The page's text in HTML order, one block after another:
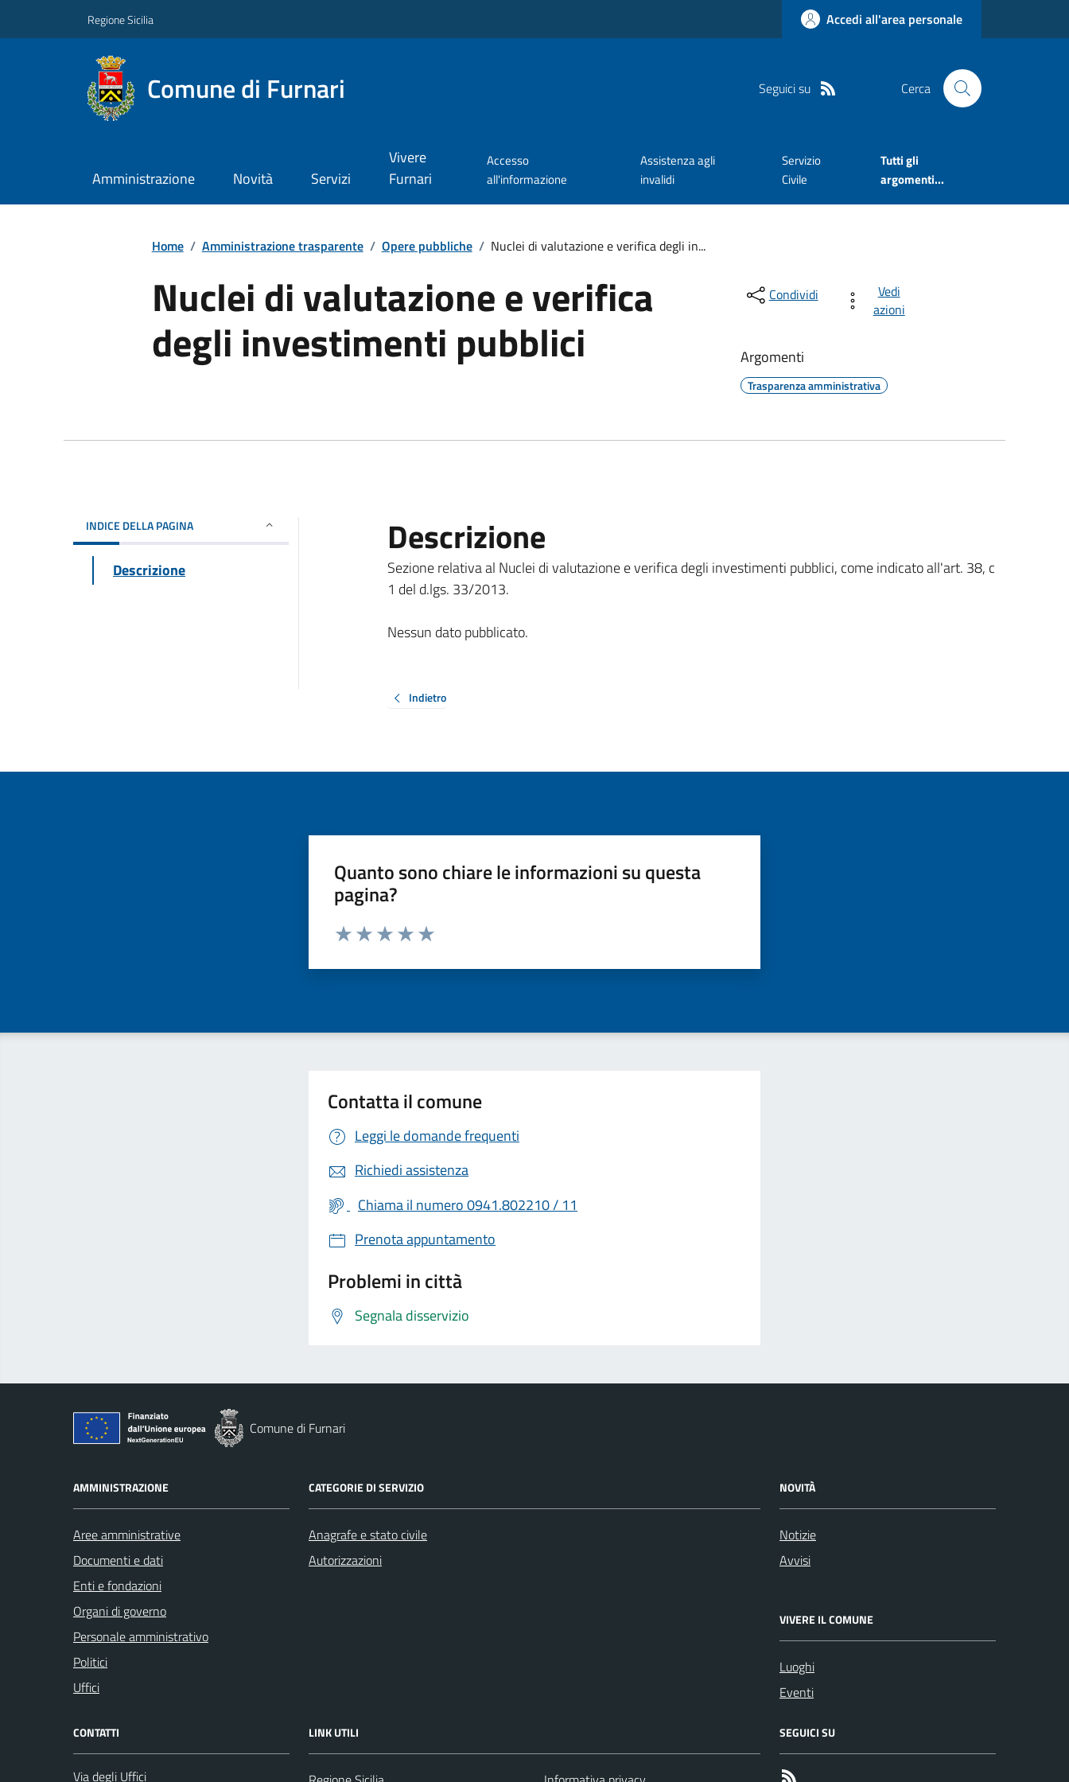
Regione Sicilia Accedi all'area personale
Comune di Furnari Seguici su Cerca
Amministrazione Novità Servizi
Vivere
Furnari
Accesso
all'informazione
Assistenza agli
invalidi
Servizio
Civile
Tutti gli
argomenti...
Home / Amministrazione trasparente / Opere pubbliche / Nuclei di valutazione e verifica degli in...
Nuclei di valutazione e verifica
degli investimenti pubblici
Condividi
Vedi
azioni
Argomenti
Trasparenza amministrativa
INDICE DELLA PAGINA
Descrizione
Descrizione
Sezione relativa al Nuclei di valutazione e verifica degli investimenti pubblici, come indicato all'art. 38, c
1 del d.lgs. 33/2013.
Nessun dato pubblicato.
Indietro
Quanto sono chiare le informazioni su questa
pagina?
Valuta da 1 a 5 stelle la pagina
Contatta il comune
Leggi le domande frequenti
Richiedi assistenza
Chiama il numero 0941.802210 / 11
Prenota appuntamento
Problemi in città
Segnala disservizio
Comune di Furnari
AMMINISTRAZIONE
Aree amministrative
Documenti e dati
Enti e fondazioni
Organi di governo
Personale amministrativo
Politici
Uffici
CATEGORIE DI SERVIZIO
Anagrafe e stato civile
Autorizzazioni
NOVITÀ
Notizie
Avvisi
VIVERE IL COMUNE
Luoghi
Eventi
CONTATTI
Via degli Uffici
LINK UTILI SEGUICI SU